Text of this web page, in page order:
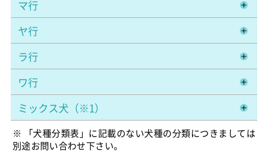
マ行
ヤ行
ラ行
ワ行
ミックス犬（※1）
※ 「犬種分類表」に記載のない犬種の分類につきましては
別途お問い合わせ下さい。